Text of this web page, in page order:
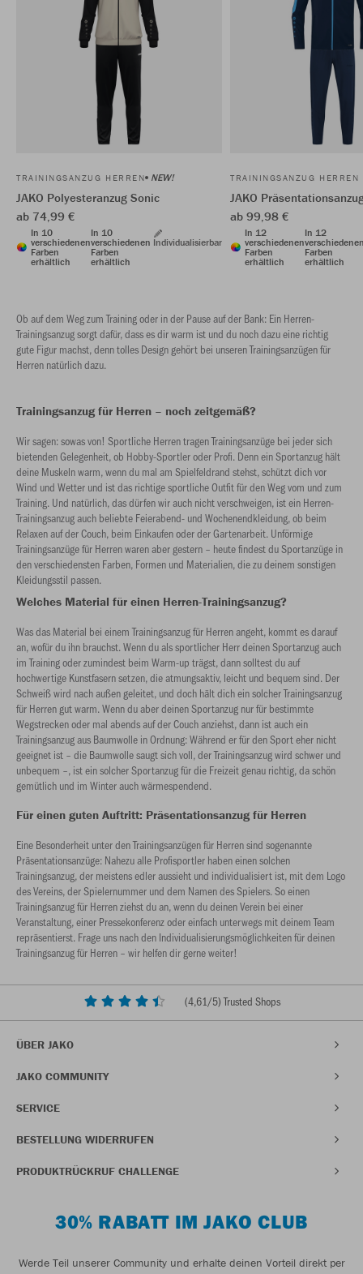
TRAININGSANZUG HERREN NEW!
JAKO Polyesteranzug Sonic
ab 74,99 €
In 10
verschiedenen
Farben
erhältlich
In 10
verschiedenen
Farben
erhältlich
Individualisierbar
TRAININGSANZUG HERREN
JAKO
ab 99,98 €
In 12
verschiedenen
Farben
erhältlich
In 12
Farben
erhältlich
Ob auf dem Weg zum Training oder in der Pause auf der Bank: Ein Herren-
Trainingsanzug sorgt dafür, dass es dir warm ist und du noch dazu eine richtig
gute Figur machst, denn tolles Design gehört bei unseren Trainingsanzügen für
Herren natürlich dazu.
Trainingsanzug für Herren – noch zeitgemäß?
Wir sagen: sowas von! Sportliche Herren tragen Trainingsanzüge bei jeder sich
bietenden Gelegenheit, ob Hobby-Sportler oder Profi. Denn ein Sportanzug hält
deine Muskeln warm, wenn du mal am Spielfeldrand stehst, schützt dich vor
Wind und Wetter und ist das richtige sportliche Outfit für den Weg vom und zum
Training. Und natürlich, das dürfen wir auch nicht verschweigen, ist ein Herren-
Trainingsanzug auch beliebte Feierabend- und Wochenendkleidung, ob beim
Relaxen auf der Couch, beim Einkaufen oder der Gartenarbeit. Unförmige
Trainingsanzüge für Herren waren aber gestern – heute findest du Sportanzüge in
den verschiedensten Farben, Formen und Materialien, die zu deinem sonstigen
Kleidungsstil passen.
Welches Material für einen Herren-Trainingsanzug?
Was das Material bei einem Trainingsanzug für Herren angeht, kommt es darauf
an, wofür du ihn brauchst. Wenn du als sportlicher Herr deinen Sportanzug auch
im Training oder zumindest beim Warm-up trägst, dann solltest du auf
hochwertige Kunstfasern setzen, die atmungsaktiv, leicht und bequem sind. Der
Schweiß wird nach außen geleitet, und doch hält dich ein solcher Trainingsanzug
für Herren gut warm. Wenn du aber deinen Sportanzug nur für bestimmte
Wegstrecken oder mal abends auf der Couch anziehst, dann ist auch ein
Trainingsanzug aus Baumwolle in Ordnung: Während er für den Sport eher nicht
geeignet ist – die Baumwolle saugt sich voll, der Trainingsanzug wird schwer und
unbequem –, ist ein solcher Sportanzug für die Freizeit genau richtig, da schön
gemütlich und im Winter auch wärmespendend.
Für einen guten Auftritt: Präsentationsanzug für Herren
Eine Besonderheit unter den Trainingsanzügen für Herren sind sogenannte
Präsentationsanzüge: Nahezu alle Profisportler haben einen solchen
Trainingsanzug, der meistens edler aussieht und individualisiert ist, mit dem Logo
des Vereins, der Spielernummer und dem Namen des Spielers. So einen
Trainingsanzug für Herren ziehst du an, wenn du deinen Verein bei einer
Veranstaltung, einer Pressekonferenz oder einfach unterwegs mit deinem Team
repräsentierst. Frage uns nach den Individualisierungsmöglichkeiten für deinen
Trainingsanzug für Herren – wir helfen dir gerne weiter!
(4,61/5) Trusted Shops
ÜBER JAKO
JAKO COMMUNITY
SERVICE
BESTELLUNG WIDERRUFEN
PRODUKTRÜCKRUF CHALLENGE
30% RABATT IM JAKO CLUB
Werde Teil unserer Community und erhalte deinen Vorteil direkt per